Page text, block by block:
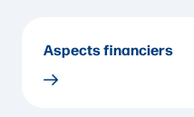
Aspects financiers